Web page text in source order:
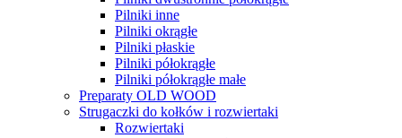
Pilniki inne
Pilniki okrągłe
Pilniki płaskie
Pilniki półokrągłe
Pilniki półokrągłe małe
Preparaty OLD WOOD
Strugaczki do kołków i rozwiertaki
Rozwiertaki